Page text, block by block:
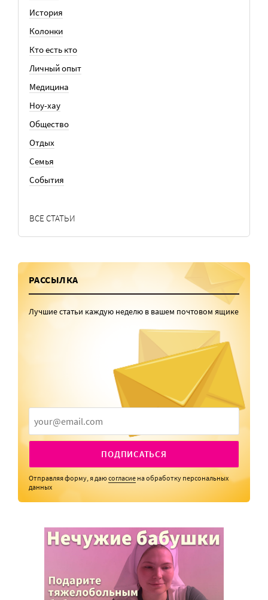
История
Колонки
Кто есть кто
Личный опыт
Медицина
Ноу-хау
Общество
Отдых
Семья
События
ВСЕ СТАТЬИ
РАССЫЛКА
Лучшие статьи каждую неделю в вашем почтовом ящике
ПОДПИСАТЬСЯ
Отправляя форму, я даюсогласие на обработку персональных
данных